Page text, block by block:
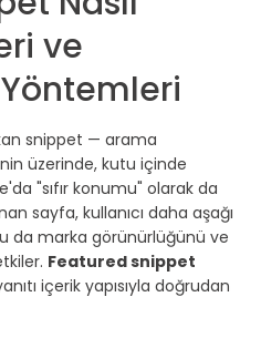
ve
snippet — arama
üzerinde, kutu içinde
"sıfır konumu" olarak da
sayfa, kullanıcı daha aşağı
da marka görünürlüğünü ve
Featured snippet
içerik yapısıyla doğrudan